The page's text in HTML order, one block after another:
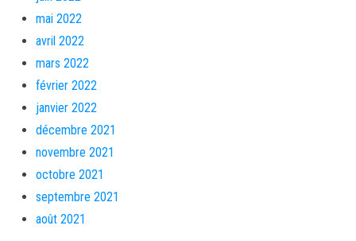
mai 2022
avril 2022
mars 2022
février 2022
janvier 2022
décembre 2021
novembre 2021
octobre 2021
septembre 2021
août 2021